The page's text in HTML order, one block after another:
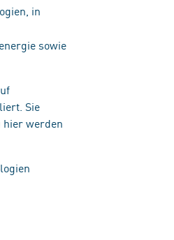
in
sowie
Sie
hier werden